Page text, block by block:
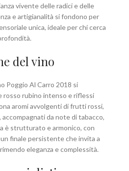
vivente delle radici e delle
e artigianalità si fondono per
unica, ideale per chi cerca
del vino
Poggio Al Carro 2018 si
rosso rubino intenso e riflessi
aromi avvolgenti di frutti rossi,
da note di tabacco,
è strutturato e armonico, con
finale persistente che invita a
eleganza e complessità.